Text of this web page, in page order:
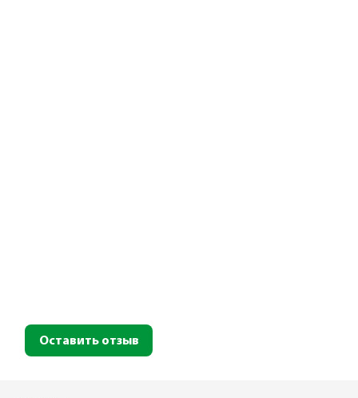
Оставить отзыв